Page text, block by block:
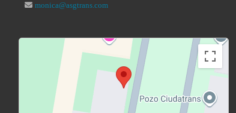
monica@asgtrans.com